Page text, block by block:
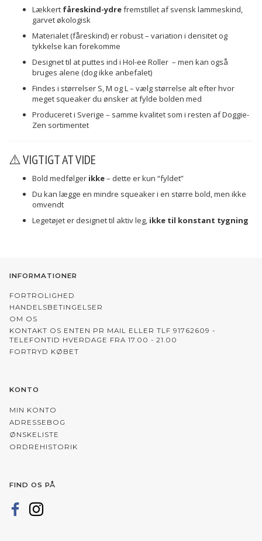
Lækkert fåreskind-ydrefremstillet af svensk lammeskind,
garvet økologisk
Materialet (fåreskind) er robust – variation i densitet og
tykkelse kan forekomme
Designet til at puttes ind i Hol-ee Roller – men kan også
bruges alene (dog ikke anbefalet)
Findes i størrelser S, M og L – vælg størrelse alt efter hvor
meget squeaker du ønsker at fylde bolden med
Produceret i Sverige – samme kvalitet som i resten af Doggie-
Zen sortimentet
⚠️ VIGTIGT AT VIDE
Bold medfølger ikke– dette er kun “fyldet”
Du kan lægge en mindre squeaker i en større bold, men ikke
omvendt
Legetøjet er designet til aktiv leg, ikke til konstant tygning
INFORMATIONER
FORTROLIGHED
HANDELSBETINGELSER
OM OS
KONTAKT OS ENTEN PR MAIL ELLER TLF 91762609 -
TELEFONTID HVERDAGE FRA 17.00 - 21.00
FORTRYD KØBET
KONTO
MIN KONTO
ADRESSEBOG
ØNSKELISTE
ORDREHISTORIK
FIND OS PÅ